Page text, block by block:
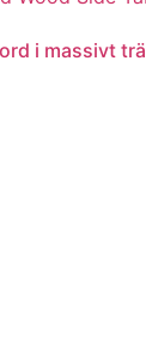
i massivt trä